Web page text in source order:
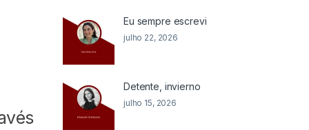
Eu sempre escrevi
julho 22, 2026
Detente, invierno
julho 15, 2026